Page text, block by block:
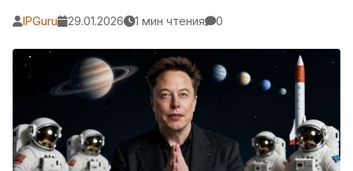
IPGuru 29.01.2026 1 мин чтения 0